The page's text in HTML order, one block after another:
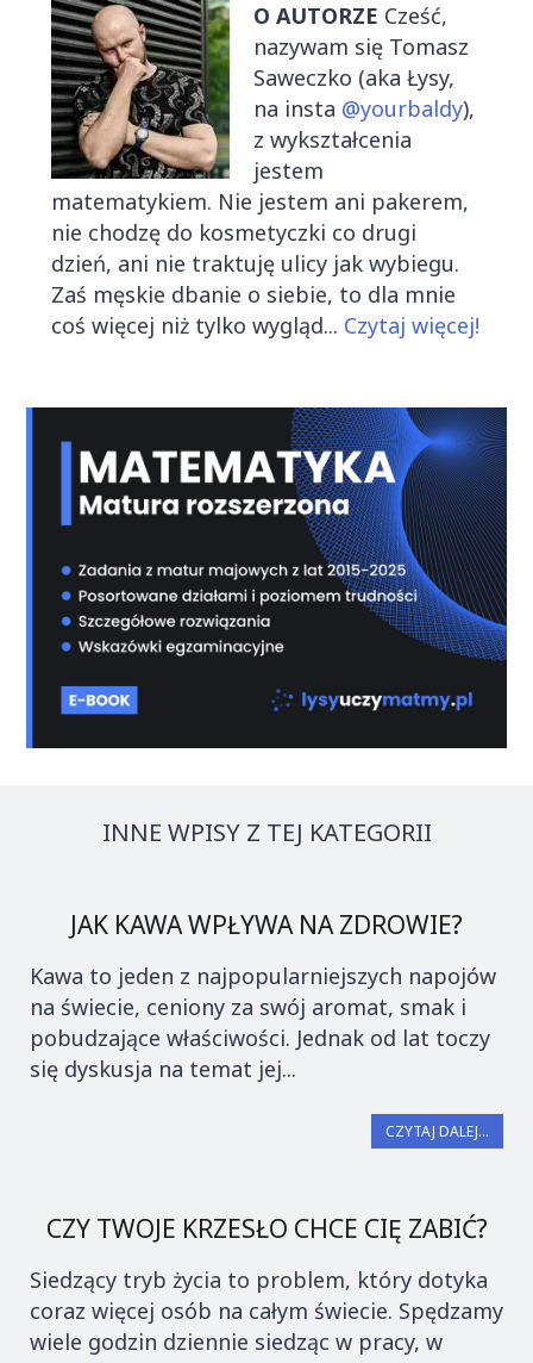
O AUTORZE Cześć,
nazywam się Tomasz
Saweczko (aka Łysy,
na insta @yourbaldy),
z wykształcenia
jestem
matematykiem. Nie jestem ani pakerem,
nie chodzę do kosmetyczki co drugi
dzień, ani nie traktuję ulicy jak wybiegu.
Zaś męskie dbanie o siebie, to dla mnie
coś więcej niż tylko wygląd... Czytaj więcej!
INNE WPISY Z TEJ KATEGORII
JAK KAWA WPŁYWA NA ZDROWIE?
Kawa to jeden z najpopularniejszych napojów
na świecie, ceniony za swój aromat, smak i
pobudzające właściwości. Jednak od lat toczy
się dyskusja na temat jej...
CZYTAJ DALEJ...
CZY TWOJE KRZESŁO CHCE CIĘ ZABIĆ?
Siedzący tryb życia to problem, który dotyka
coraz więcej osób na całym świecie. Spędzamy
wiele godzin dziennie siedząc w pracy, w